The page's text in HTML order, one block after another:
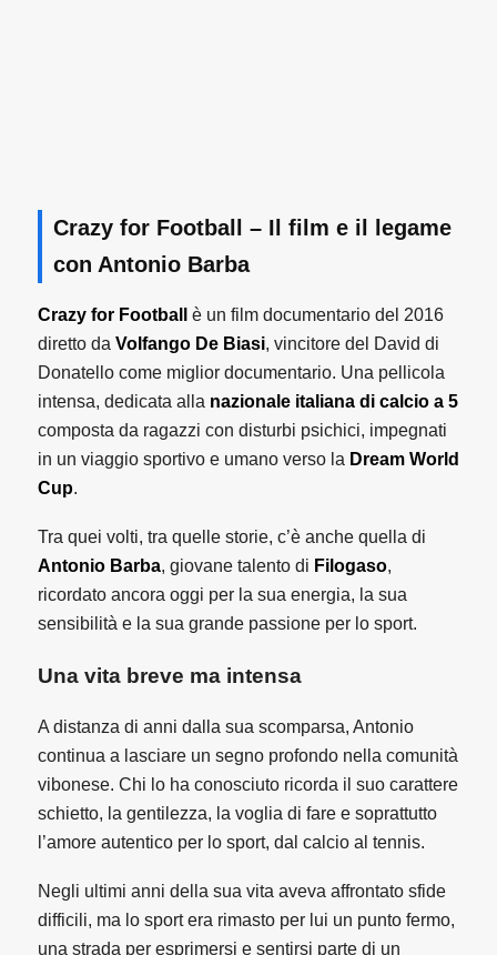
Crazy for Football – Il film e il legame
con Antonio Barba
Crazy for Football
è un film documentario del 2016
diretto da Volfango De Biasi, vincitore del David di
Donatello come miglior documentario. Una pellicola
intensa, dedicata alla nazionale italiana di calcio a 5
composta da ragazzi con disturbi psichici, impegnati
in un viaggio sportivo e umano verso la Dream World
Cup.
Tra quei volti, tra quelle storie, c’è anche quella di
Antonio Barba, giovane talento di Filogaso,
ricordato ancora oggi per la sua energia, la sua
sensibilità e la sua grande passione per lo sport.
Una vita breve ma intensa
A distanza di anni dalla sua scomparsa, Antonio
continua a lasciare un segno profondo nella comunità
vibonese. Chi lo ha conosciuto ricorda il suo carattere
schietto, la gentilezza, la voglia di fare e soprattutto
l’amore autentico per lo sport, dal calcio al tennis.
Negli ultimi anni della sua vita aveva affrontato sfide
difficili, ma lo sport era rimasto per lui un punto fermo,
una strada per esprimersi e sentirsi parte di un